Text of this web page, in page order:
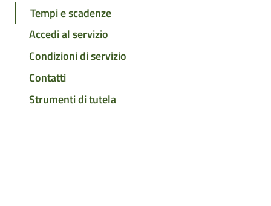
Tempi e scadenze
Accedi al servizio
Condizioni di servizio
Contatti
Strumenti di tutela